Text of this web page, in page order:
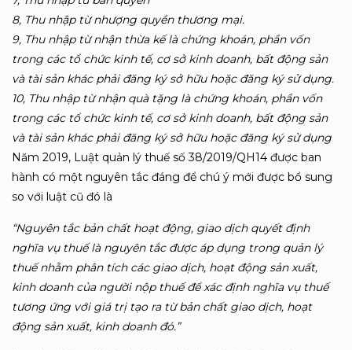
8, Thu nhập từ nhượng quyền thương mại.
9, Thu nhập từ nhận thừa kế là chứng khoán, phần vốn
trong các tổ chức kinh tế, cơ sở kinh doanh, bất động sản
và tài sản khác phải đăng ký sở hữu hoặc đăng ký sử dụng.
10, Thu nhập từ nhận quà tặng là chứng khoán, phần vốn
trong các tổ chức kinh tế, cơ sở kinh doanh, bất động sản
và tài sản khác phải đăng ký sở hữu hoặc đăng ký sử dụng
Năm 2019, Luật quản lý thuế số 38/2019/QH14 được ban
hành có một nguyên tắc đáng để chú ý mới được bổ sung
so với luật cũ đó là
“Nguyên tắc bản chất hoạt động, giao dịch quyết định
nghĩa vụ thuế là nguyên tắc được áp dụng trong quản lý
thuế nhằm phân tích các giao dịch, hoạt động sản xuất,
kinh doanh của người nộp thuế để xác định nghĩa vụ thuế
tương ứng với giá trị tạo ra từ bản chất giao dịch, hoạt
động sản xuất, kinh doanh đó.”